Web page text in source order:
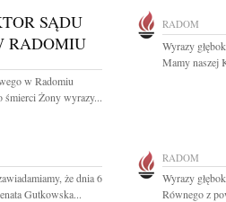
SĄDU
RADOMIU
w Radomiu
śmierci Żony wyrazy...
RADOM
Wyrazy
Mamy naszej
że dnia 6
Gutkowska...
RADOM
Wyrazy
Równego z